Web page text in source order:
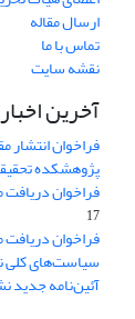
ارسال مقاله
تماس با ما
نقشه سایت
آخرین اخبار
فراخوان انتشار
پژوهشکده
فراخوان دریافت
17
فراخوان دریافت
سیاست‌های کلی
آئین‌نامه جدید